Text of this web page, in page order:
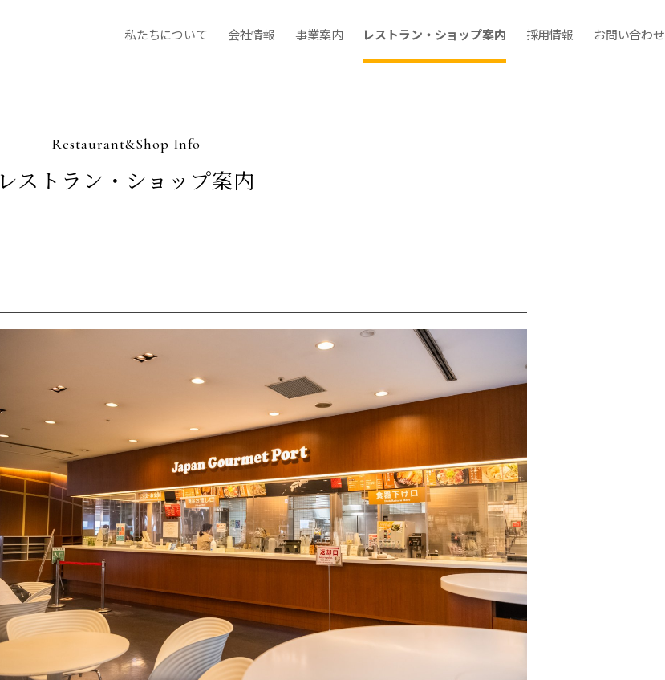
私たちについて 会社情報 事業案内 レストラン・ショップ案内 採用情報 お問い合わせ
Restaurant&Shop Info
レストラン・ ショップ案内